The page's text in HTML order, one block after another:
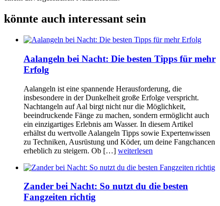
könnte auch interessant sein
Aalangeln bei Nacht: Die besten Tipps für mehr
Erfolg
Aalangeln ist eine spannende Herausforderung, die
insbesondere in der Dunkelheit große Erfolge verspricht.
Nachtangeln auf Aal birgt nicht nur die Möglichkeit,
beeindruckende Fänge zu machen, sondern ermöglicht auch
ein einzigartiges Erlebnis am Wasser. In diesem Artikel
erhältst du wertvolle Aalangeln Tipps sowie Expertenwissen
zu Techniken, Ausrüstung und Köder, um deine Fangchancen
erheblich zu steigern. Ob […] weiterlesen
Zander bei Nacht: So nutzt du die besten
Fangzeiten richtig